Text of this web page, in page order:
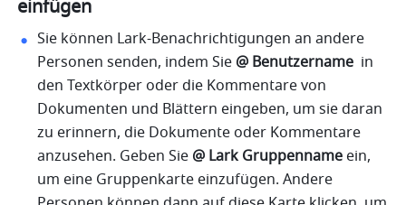
einfügen
Sie können Lark-Benachrichtigungen an andere
Personen senden, indem Sie @ Benutzername in
den Textkörper oder die Kommentare von
Dokumenten und Blättern eingeben, um sie daran
zu erinnern, die Dokumente oder Kommentare
anzusehen. Geben Sie @ Lark Gruppenname ein,
um eine Gruppenkarte einzufügen. Andere